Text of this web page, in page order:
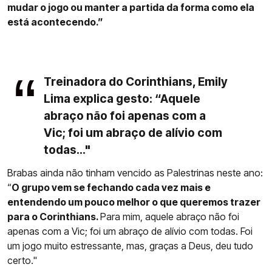
mudar o jogo ou manter a partida da forma como ela
está acontecendo.”
Treinadora do Corinthians, Emily
Lima explica gesto: “Aquele
abraço não foi apenas com a
Vic; foi um abraço de alívio com
todas..."
Brabas ainda não tinham vencido as Palestrinas neste ano:
“O grupo vem se fechando cada vez mais e
entendendo um pouco melhor o que queremos trazer
para o Corinthians.Para mim, aquele abraço não foi
apenas com a Vic; foi um abraço de alívio com todas. Foi
um jogo muito estressante, mas, graças a Deus, deu tudo
certo."